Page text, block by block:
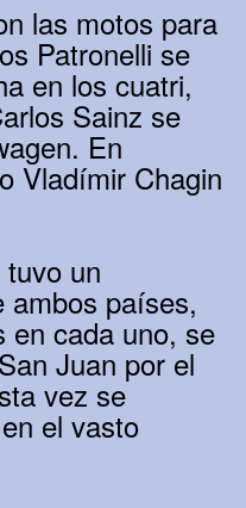
las motos para
Patronelli se
en los cuatri,
Sainz se
En
Vladímir Chagin
un
ambos países,
en cada uno, se
Juan por el
vez se
el vasto